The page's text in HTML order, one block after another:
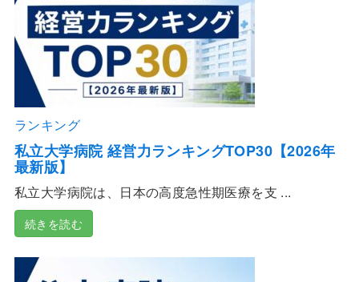
ランキング
私立大学病院 経営力ランキングTOP30【2026年
最新版】
私立大学病院は、日本の高度急性期医療を支 ...
続きを読む